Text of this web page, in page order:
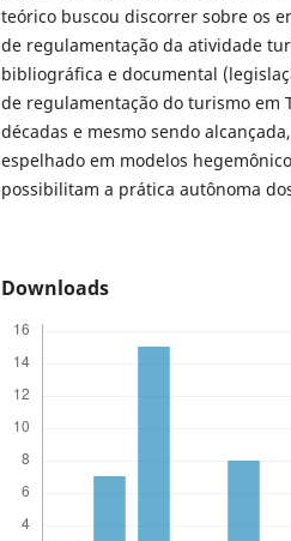
teórico buscou discorrer sobre os
de regulamentação da atividade
bibliográfica e documental
de regulamentação do turismo em
décadas e mesmo sendo
espelhado em modelos
possibilitam a prática autônoma
Downloads